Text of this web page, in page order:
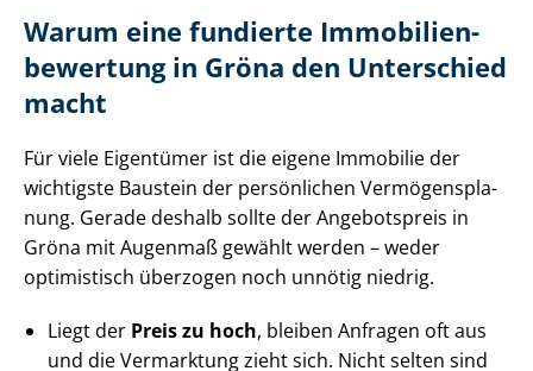
Warum eine fundierte Im­mo­bi­li­en­
be­wer­tung in Gröna den Unterschied
macht
Für viele Eigentümer ist die eigene Immobilie der
wichtigste Baustein der persönlichen Ver­mö­gens­pla­
nung. Gerade deshalb sollte der Angebotspreis in
Gröna mit Augenmaß gewählt werden – weder
optimistisch überzogen noch unnötig niedrig.
Liegt der Preis zu hoch, bleiben Anfragen oft aus
und die Vermarktung zieht sich. Nicht selten sind